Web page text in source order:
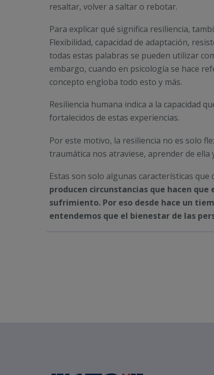
resaltar, volver a saltar o rebotar.
Para explicar qué significa resiliencia,
Flexibilidad, capacidad de adaptación,
todas estas palabras se pueden utilizar
embargo, cuando en psicología se hace
concepto engloba todo esto y más.
Resiliencia humana indica a la capacidad
fortalecidos de estas experiencias.
Por este motivo, la resiliencia no es solo
traumática nos atraviese, aprender de
Estas son solo algunas características
producen circunstancias que hacen
sufrimiento. Por eso desde hace un
entendemos que el bienestar de las